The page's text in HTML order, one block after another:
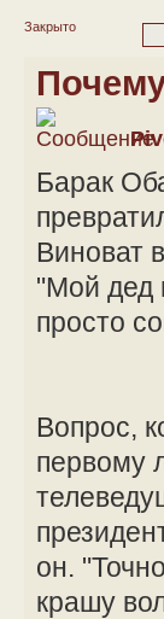
Закрыто
Барак
Виноват
"Мой дед
просто
Вопрос,
первому
он.
крашу